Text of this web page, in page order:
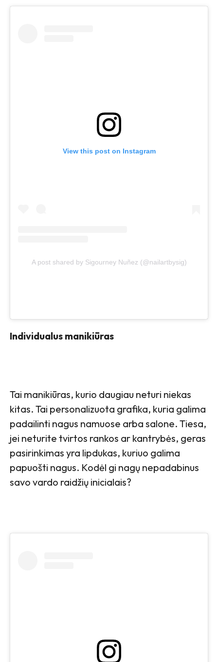
View this post on Instagram
A post shared by Sigourney Nuñez (@nailartbysig)
Individualus manikiūras
Tai manikiūras, kurio daugiau neturi niekas
kitas. Tai personalizuota grafika, kuria galima
padailinti nagus namuose arba salone. Tiesa,
jei neturite tvirtos rankos ar kantrybės, geras
pasirinkimas yra lipdukas, kuriuo galima
papuošti nagus. Kodėl gi nagų nepadabinus
savo vardo raidžių inicialais?